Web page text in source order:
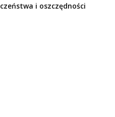
i oszczędności